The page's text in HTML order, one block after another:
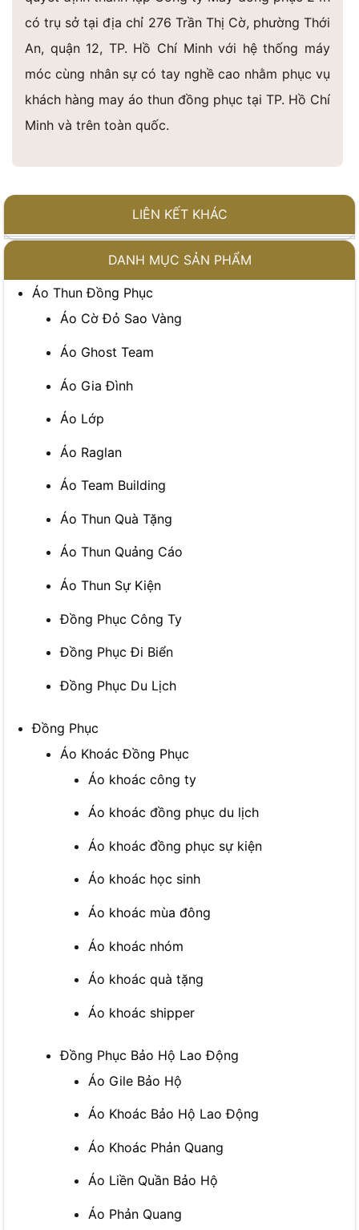
có trụ sở tại địa chỉ 276 Trần Thị Cờ, phường Thới
An, quận 12, TP. Hồ Chí Minh với hệ thống máy
móc cùng nhân sự có tay nghề cao nhằm phục vụ
khách hàng may áo thun đồng phục tại TP. Hồ Chí
Minh và trên toàn quốc.
LIÊN KẾT KHÁC
DANH MỤC SẢN PHẨM
Áo Thun Đồng Phục
Áo Cờ Đỏ Sao Vàng
Áo Ghost Team
Áo Gia Đình
Áo Lớp
Áo Raglan
Áo Team Building
Áo Thun Quà Tặng
Áo Thun Quảng Cáo
Áo Thun Sự Kiện
Đồng Phục Công Ty
Đồng Phục Đi Biển
Đồng Phục Du Lịch
Đồng Phục
Áo Khoác Đồng Phục
Áo khoác công ty
Áo khoác đồng phục du lịch
Áo khoác đồng phục sự kiện
Áo khoác học sinh
Áo khoác mùa đông
Áo khoác nhóm
Áo khoác quà tặng
Áo khoác shipper
Đồng Phục Bảo Hộ Lao Động
Áo Gile Bảo Hộ
Áo Khoác Bảo Hộ Lao Động
Áo Khoác Phản Quang
Áo Liền Quần Bảo Hộ
Áo Phản Quang